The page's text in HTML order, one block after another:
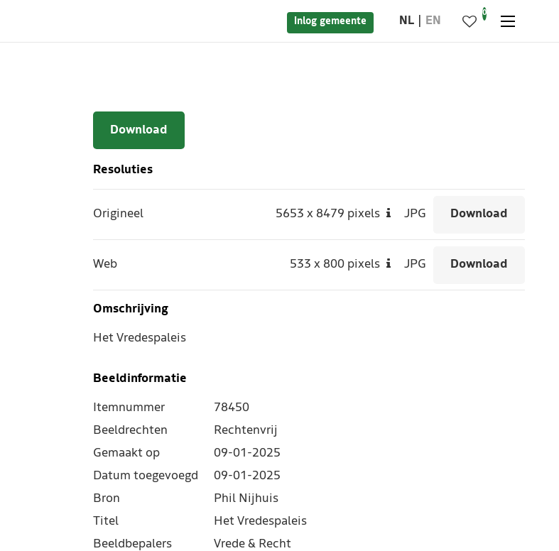
Inlog gemeente NL EN
0
Download
Resoluties
Origineel 5653x 8479 pixels JPG Download
Web 533x 800 pixels JPG Download
Omschrijving
Het Vredespaleis
Beeldinformatie
Itemnummer
78450
Beeldrechten
Rechtenvrij
Gemaakt op
09-01-2025
Datum toegevoegd
09-01-2025
Bron
Phil Nijhuis
Titel
Het Vredespaleis
Beeldbepalers
Vrede & Recht